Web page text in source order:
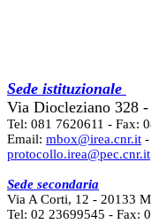
Sede istituzionale
Via Diocleziano 328
Tel: 081 7620611 - Fax:
Email: mbox@irea.cnr.it -
protocollo.irea@pec.cnr.it
Sede secondaria
Via A Corti, 12 - 20133
Tel: 02 23699545 - Fax: